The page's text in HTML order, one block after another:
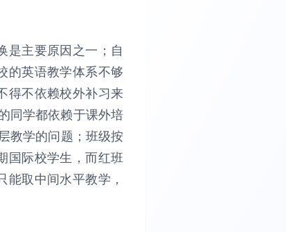
是主要原因之一；自
的英语教学体系不够
得不依赖校外补习来
同学都依赖于课外培
教学的问题；班级按
国际校学生，而红班
取中间水平教学，